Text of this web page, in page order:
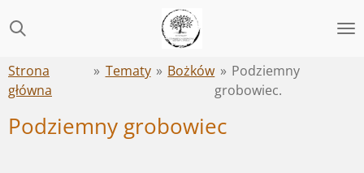
do
treści
Strona
główna
» Tematy » Bożków » Podziemny
grobowiec.
Podziemny grobowiec